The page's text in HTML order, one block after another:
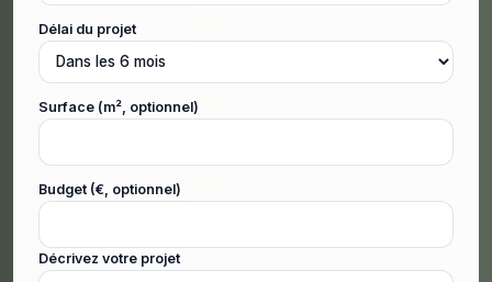
Délai du projet
Surface (m², optionnel)
Budget (€, optionnel)
Décrivez votre projet